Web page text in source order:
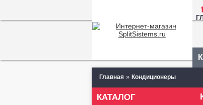
Главная » Кондиционеры
КАТАЛОГ